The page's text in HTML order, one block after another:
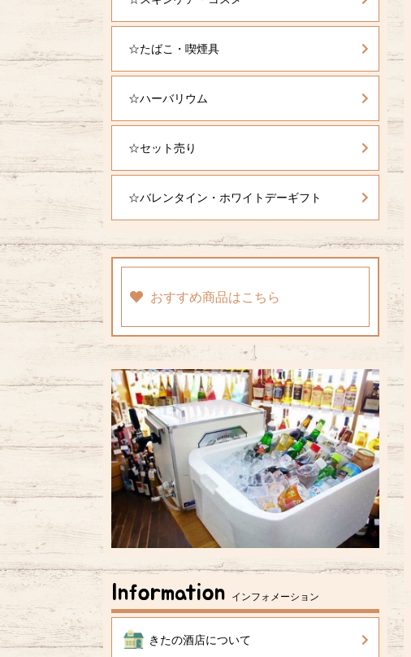
☆たばこ・喫煙具
☆ハーバリウム
☆セット売り
☆バレンタイン・ホワイトデーギフト
おすすめ商品はこちら
Information インフォメーション
きたの酒店について